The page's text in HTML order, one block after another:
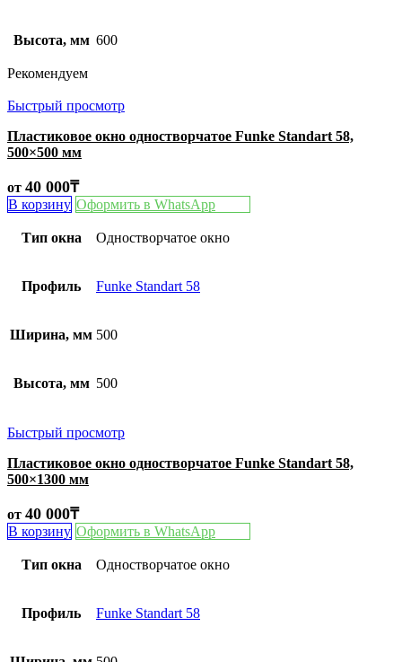
Высота, мм 600
Рекомендуем
Быстрый просмотр
Пластиковое окно одностворчатое Funke Standart 58,
500×500 мм
от 40 000₸
В корзину Оформить в WhatsApp
Тип окна Одностворчатое окно
Профиль Funke Standart 58
Ширина, мм 500
Высота, мм 500
Быстрый просмотр
Пластиковое окно одностворчатое Funke Standart 58,
500×1300 мм
от 40 000₸
В корзину Оформить в WhatsApp
Тип окна Одностворчатое окно
Профиль Funke Standart 58